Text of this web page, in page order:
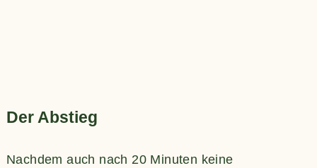
Der Abstieg
Nachdem auch nach 20 Minuten keine